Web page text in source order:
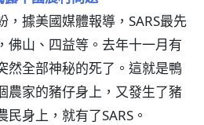
，據美國媒體報導，SARS最先
佛山、四益等。去年十一月有
然全部神秘的死了。這就是鴨
農家的豬仔身上，又發生了豬
身上，就有了SARS。